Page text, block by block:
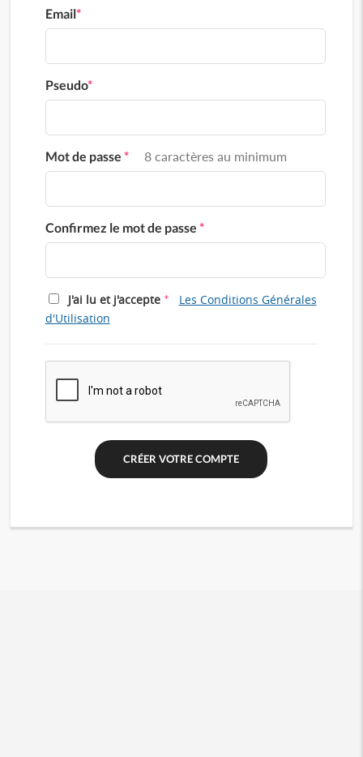
Email*
Pseudo*
Mot de passe * 8 caractères au minimum
Confirmez le mot de passe *
J'ai lu et j'accepte *
Les Conditions Générales
d'Utilisation